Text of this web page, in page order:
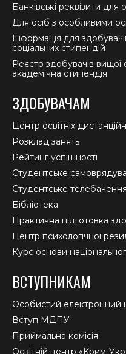
Банківські реквізити для
Для осіб з особливими
Інформація для
соціальних стипендій
Реєстр здобувачів вищої
академічна стипендія
ЗДОБУВАЧАМ
Центр освітніх
Розклад занять
Рейтинг успішності
Студентське
Студентське телебачення
Бібліотека
Практична підготовка
Центр психологічної
Курс основи
ВСТУПНИКАМ
Особистий електронний
Вступ МДПУ
Приймальна комісія
Освітній центр «Крим-